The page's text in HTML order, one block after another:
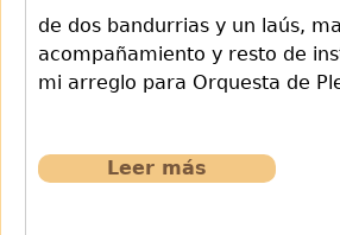
de dos bandurrias y un laús,
acompañamiento y resto de
mi arreglo para Orquesta de
Leer más